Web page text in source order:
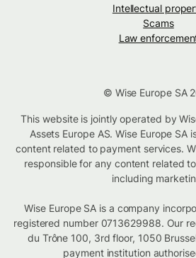
Intellectual
Scams
Law
© Wise Europe SA
This website is jointly operated by
Assets Europe AS. Wise Europe SA
content related to payment services.
responsible for any content related
including
Wise Europe SA is a company
registered number 0713629988. Our
du Trône 100, 3rd floor, 1050
payment institution